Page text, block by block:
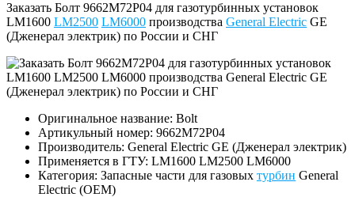
Заказать Болт 9662M72P04 для газотурбинных установок
LM1600 LM2500 LM6000 производства General Electric GE
(Дженерал электрик) по России и СНГ
Оригинальное название: Bolt
Артикульный номер: 9662M72P04
Производитель: General Electric GE (Дженерал электрик)
Применяется в ГТУ: LM1600 LM2500 LM6000
Категория: Запасные части для газовых турбин General
Electric (OEM)